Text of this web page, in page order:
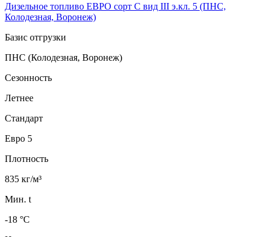
Дизельное топливо ЕВРО сорт C вид III э.кл. 5 (ПНС,
Колодезная, Воронеж)
Базис отгрузки
ПНС (Колодезная, Воронеж)
Сезонность
Летнее
Стандарт
Евро 5
Плотность
835 кг/м³
Мин. t
-18 °C